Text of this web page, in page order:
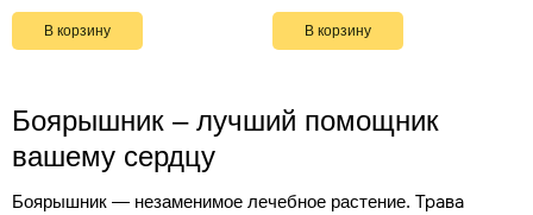
В корзину В корзину
Боярышник ‒ лучший помощник
вашему сердцу
Боярышник — незаменимое лечебное растение. Трава